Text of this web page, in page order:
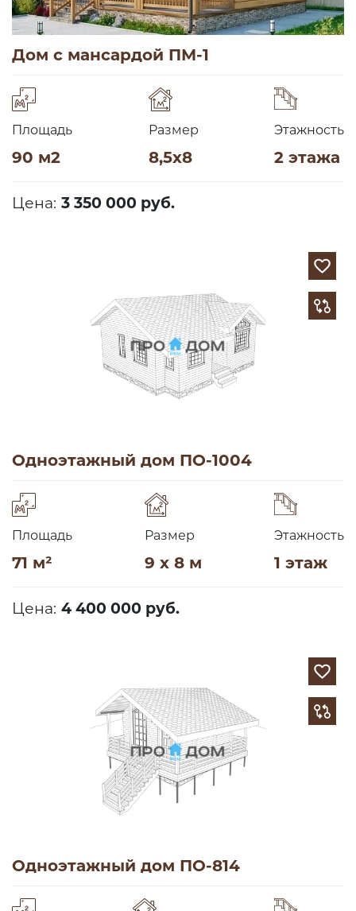
Дом с мансардой ПМ-1
Площадь
90 м2
Размер
8,5х8
Этажность
2 этажа
Цена: 3 350 000 руб.
Одноэтажный дом ПО-1004
Площадь
71 м²
Размер
9 x 8 м
Этажность
1 этаж
Цена: 4 400 000 руб.
Одноэтажный дом ПО-814